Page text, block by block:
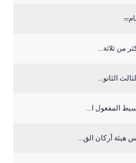
من ثلاثة...
الثانو...
المفعول ا...
هيئة أركان الق...